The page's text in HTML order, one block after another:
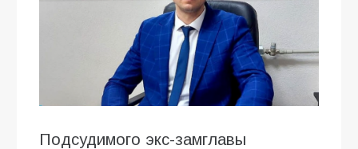
Подсудимого экс-замглавы